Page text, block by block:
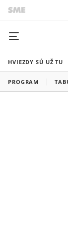
HVIEZDY SÚ UŽ TU
PROGRAM